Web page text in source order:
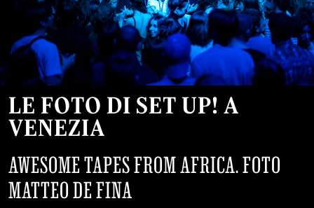
LE FOTO DI SET UP! A
VENEZIA
AWESOME TAPES FROM AFRICA. FOTO
MATTEO DE FINA